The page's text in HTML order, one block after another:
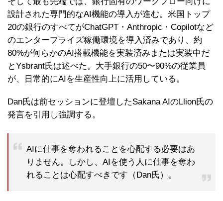
設計された専門的なAI機能の導入が進む。米国トップ
20の銀行のすべてがChatGPT・Anthropic・Copilotなど
のエンタープライズ稼働環境を導入済みであり、約
80%が何らかのAI搭載機能を実装済みまたは実装中だ
とYsbrant氏は述べた。大手銀行の50〜90%の従業員
が、日常的にAIを生産性向上に活用している。
Dan氏は前セッションに登壇したSakana AIのLlion氏の
発言を引用し強調する。
AIに仕事を奪われることを心配する必要はあ
りません。しかし、AIを使う人に仕事を奪わ
れることは心配すべきです（Dan氏）。